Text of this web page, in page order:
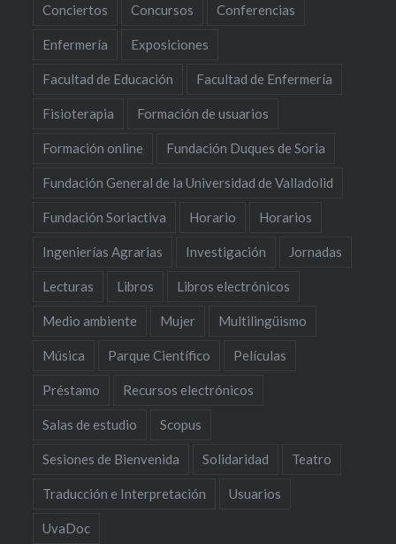
Conciertos Concursos Conferencias
Enfermería Exposiciones
Facultad de Educación Facultad de Enfermería
Fisioterapia Formación de usuarios
Formación online Fundación Duques de Soria
Fundación General de la Universidad de Valladolid
Fundación Soriactiva Horario Horarios
Ingenierías Agrarias Investigación Jornadas
Lecturas Libros Libros electrónicos
Medio ambiente Mujer Multilingüismo
Música Parque Científico Películas
Préstamo Recursos electrónicos
Salas de estudio Scopus
Sesiones de Bienvenida Solidaridad Teatro
Traducción e Interpretación Usuarios
UvaDoc